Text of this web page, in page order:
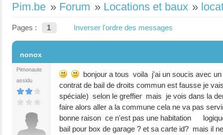
Pim.be » Forum » Locations et baux »
Pages : 1 Inverser l'ordre des messages
nonox
Pimonaute
assidu
bonjour a tous voila j'ai un soucis avec
contrat de bail de droits commun est fausse je
spéciale) selon le greffier mais je vois dans la
faire alors aller a la commune cela ne va pas
bonne raison ce n'est pas une habitation
bail pour box de garage ? et sa carte id? mais il